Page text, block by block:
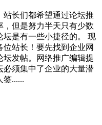
长们都希望通过论坛推
，但是努力半天只有少数
坛是有一些小捷径的。 现
站长！要先找到企业网
发帖。网络推广编辑提
必须集中了企业的大量潜
签......